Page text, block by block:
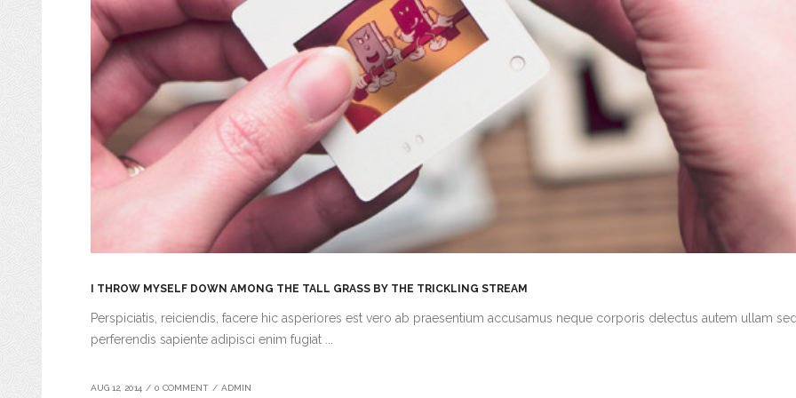
I THROW MYSELF DOWN AMONG THE TALL GRASS BY THE TRICKLING STREAM
Perspiciatis, reiciendis, facere hic asperiores est vero ab praesentium accusamus neque corporis delectus autem ullam
perferendis sapiente adipisci enim fugiat ...
AUG 12, 2014 / 0 COMMENT / ADMIN